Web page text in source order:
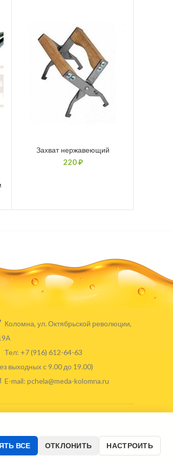
Захват нержавеющий
220₽
Коломна, ул. Октябрьской революции,
Тел: +7 (916) 612-64-63
выходных c 9.00 до 19.00)
E-mail: pchela@meda-kolomna.ru
ВСЕ ОТКЛОНИТЬ НАСТРОИТЬ